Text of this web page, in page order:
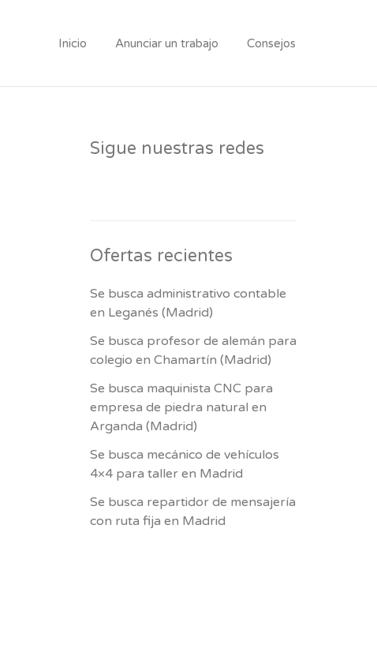
Inicio Anunciar un trabajo Consejos
Sigue nuestras redes
Ofertas recientes
Se busca administrativo contable
en Leganés (Madrid)
Se busca profesor de alemán para
colegio en Chamartín (Madrid)
Se busca maquinista CNC para
empresa de piedra natural en
Arganda (Madrid)
Se busca mecánico de vehículos
4×4 para taller en Madrid
Se busca repartidor de mensajería
con ruta fija en Madrid